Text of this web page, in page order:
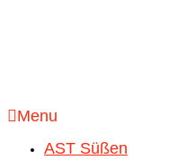
Menu
AST Süßen